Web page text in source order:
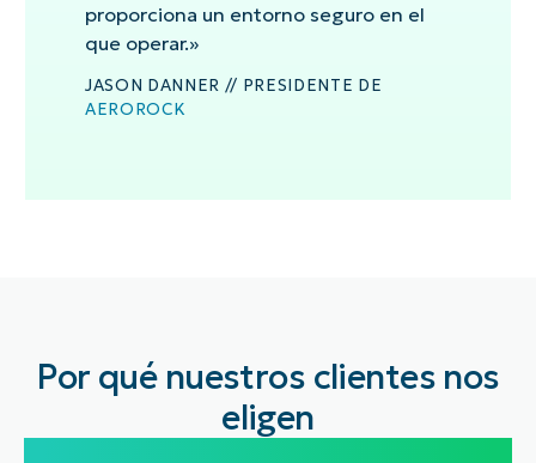
proporciona un entorno seguro en el
que operar.»
JASON DANNER // PRESIDENTE DE
AEROROCK
Por qué nuestros clientes nos
eligen